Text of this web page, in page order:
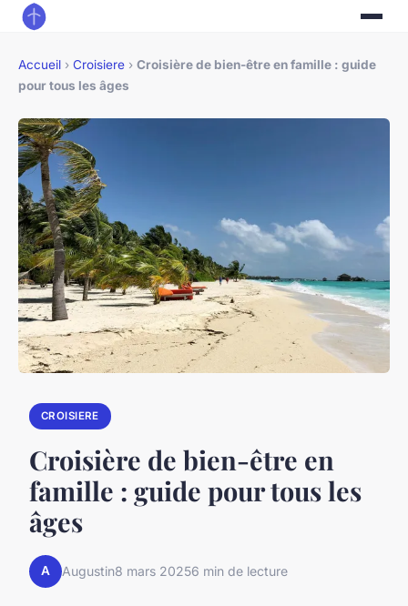
Accueil › Croisiere › Croisière de bien-être en famille : guide
pour tous les âges
CROISIERE
Croisière de bien-être en
famille : guide pour tous les
âges
A Augustin8 mars 20256 min de lecture